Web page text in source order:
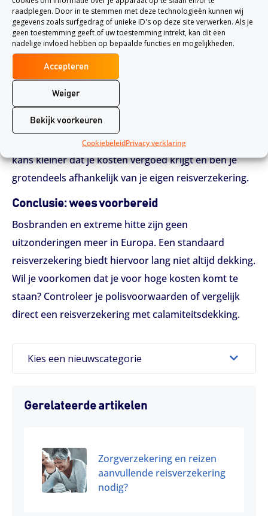
raadplegen. Door in te stemmen met deze technologieën kunnen wij
gegevens zoals surfgedrag of unieke ID's op deze site verwerken. Als je
geen toestemming geeft of uw toestemming intrekt, kan dit een
nadelige invloed hebben op bepaalde functies en mogelijkheden.
Accepteren
Weiger
Bekijk voorkeuren
CookiebeleidPrivacy verklaring
van extra kosten, zoals hotelovernachtingen of
vluchten.
Pakketreis of losse boeking: groot verschil
Boek je een pakketreis via een reisorganisatie die is
aangesloten bij het Calamiteitenfonds? Dan kun je
vaak rekenen op een vergoeding of terugbetaling als
een natuurramp jouw vakantie onmogelijk maakt.
Heb je zelf een vlucht en hotel los geboekt? Dan is de
kans kleiner dat je kosten vergoed krijgt en ben je
grotendeels afhankelijk van je eigen reisverzekering.
Conclusie: wees voorbereid
Bosbranden en extreme hitte zijn geen
uitzonderingen meer in Europa. Een standaard
reisverzekering biedt hiervoor lang niet altijd dekking.
Wil je voorkomen dat je voor hoge kosten komt te
staan? Controleer je polisvoorwaarden of vergelijk
direct een reisverzekering met calamiteitsdekking.
Kies een nieuwscategorie
Gerelateerde artikelen
Zorgverzekering en reizen
aanvullende reisverzekering
nodig?